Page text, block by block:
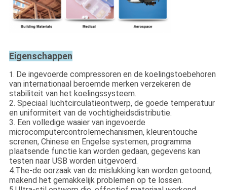
Eigenschappen
1. De ingevoerde compressoren en de koelingstoebehoren
van internationaal beroemde merken verzekeren de
stabiliteit van het koelingssysteem.
2. Speciaal luchtcirculatieontwerp, de goede temperatuur
en uniformiteit van de vochtigheidsdistributie.
3. Een volledige waaier van ingevoerde
microcomputercontrolemechanismen, kleurentouche
screnen, Chinese en Engelse systemen, programma
plaatsende functie kan worden gedaan, gegevens kan
testen naar USB worden uitgevoerd.
4.The-de oorzaak van de mislukking kan worden getoond,
makend het gemakkelijk problemen op te lossen.